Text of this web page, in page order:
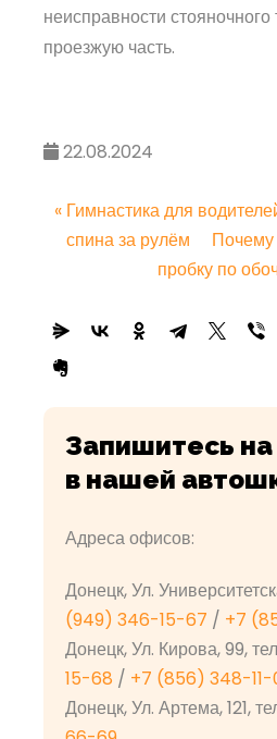
неисправности
проезжую часть.
22.08.2024
« Гимнастика для
спина за рулём
Почему
пробку по
Запишитесь на
в нашей
Адреса офисов:
Донецк, Ул.
(949) 346-15-67 / +7
Донецк, Ул. Кирова, 99,
15-68 / +7 (856) 348-
Донецк, Ул. Артема, 121,